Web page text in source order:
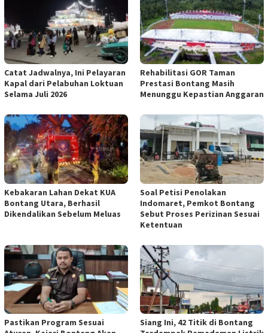
Catat Jadwalnya, Ini Pelayaran
Kapal dari Pelabuhan Loktuan
Selama Juli 2026
Rehabilitasi GOR Taman
Prestasi Bontang Masih
Menunggu Kepastian Anggaran
Kebakaran Lahan Dekat KUA
Bontang Utara, Berhasil
Dikendalikan Sebelum Meluas
Soal Petisi Penolakan
Indomaret, Pemkot Bontang
Sebut Proses Perizinan Sesuai
Ketentuan
Pastikan Program Sesuai
Siang Ini, 42 Titik di Bontang